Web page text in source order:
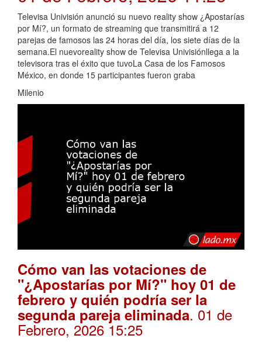
Televisa Univisión anunció su nuevo reality show ¿Apostarías
por Mí?, un formato de streaming que transmitirá a 12
parejas de famosos las 24 horas del día, los siete días de la
semana.El nuevoreality show de Televisa Univisiónllega a la
televisora tras el éxito que tuvoLa Casa de los Famosos
México, en donde 15 participantes fueron graba
Milenio
Cómo van las votaciones de
"¿Apostarías por Mí?" hoy 01 de
febrero y quién podría ser la
segunda pareja eliminada. 01 de
Febrero, 2026 15:25